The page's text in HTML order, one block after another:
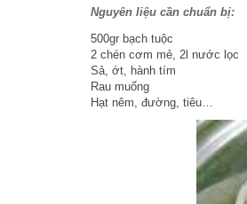
Nguyên liệu cần chuẩn bị:
500gr bạch tuộc
2 chén cơm mẻ, 2l nước lọc
Sả, ớt, hành tím
Rau muống
Hạt nêm, đường, tiêu…